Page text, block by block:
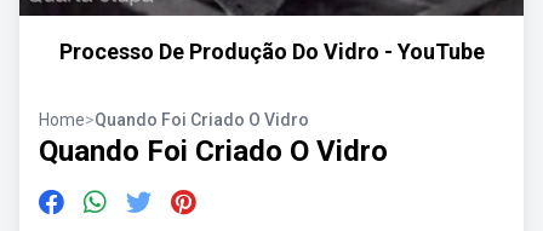
Processo De Produção Do Vidro - YouTube
Home>Quando Foi Criado O Vidro
Quando Foi Criado O Vidro